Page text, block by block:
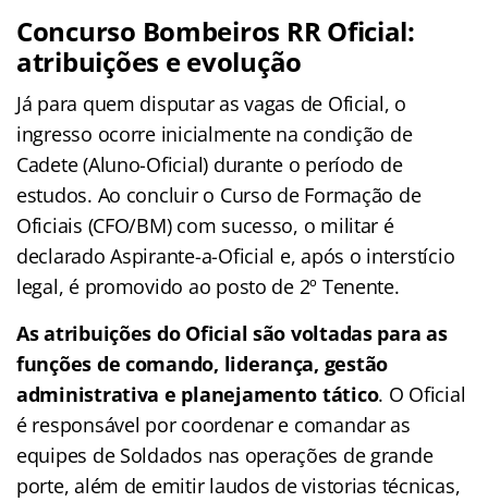
Concurso Bombeiros RR Oficial:
atribuições e evolução
Já para quem disputar as vagas de Oficial, o
ingresso ocorre inicialmente na condição de
Cadete (Aluno-Oficial) durante o período de
estudos. Ao concluir o Curso de Formação de
Oficiais (CFO/BM) com sucesso, o militar é
declarado Aspirante-a-Oficial e, após o interstício
legal, é promovido ao posto de 2º Tenente.
As atribuições do Oficial são voltadas para as
funções de comando, liderança, gestão
administrativa e planejamento tático. O Oficial
é responsável por coordenar e comandar as
equipes de Soldados nas operações de grande
porte, além de emitir laudos de vistorias técnicas,